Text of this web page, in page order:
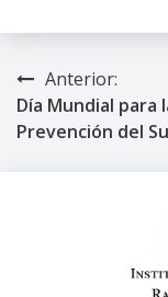
Navegación
de
Anterior:
Día Mundial para
Prevención del